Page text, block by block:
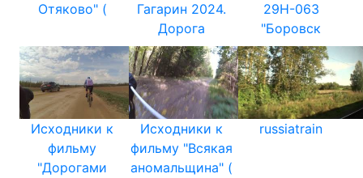
Отяково" (
Гагарин 2024.
Дорога
29Н-063
"Боровск
Исходники к
фильму
"Дорогами
Исходники к
фильму "Всякая
аномальщина" (
russiatrain